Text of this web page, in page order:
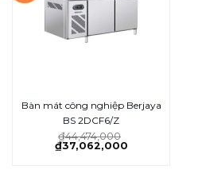
Bàn mát công nghiệp Berjaya
BS 2DCF6/Z
₫44,474,000
₫37,062,000